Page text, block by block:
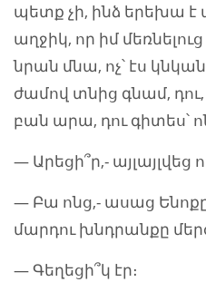
պետք չի, ինձ երեխա է
աղջիկ, որ իմ
նրան մնա, ոչ՝ էս
ժամով տնից գնամ,
բան արա, դու գիտես՝
— Արեցի՞ր,-
— Բա ոնց,- ասաց
մարդու խնդրանքը
— Գեղեցի՞կ էր։